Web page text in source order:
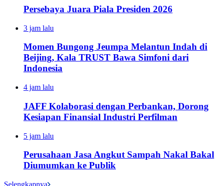
Persebaya Juara Piala Presiden 2026
3 jam lalu
Momen Bungong Jeumpa Melantun Indah di
Beijing, Kala TRUST Bawa Simfoni dari
Indonesia
4 jam lalu
JAFF Kolaborasi dengan Perbankan, Dorong
Kesiapan Finansial Industri Perfilman
5 jam lalu
Perusahaan Jasa Angkut Sampah Nakal Bakal
Diumumkan ke Publik
Selengkapnya